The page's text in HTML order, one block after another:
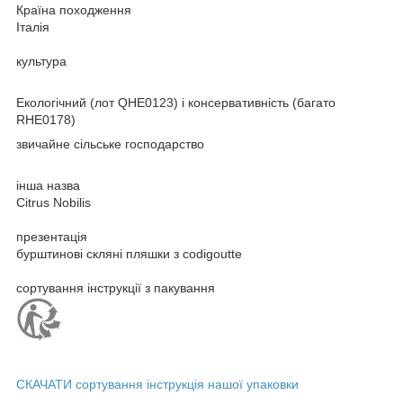
Країна походження
Італія
культура
Екологічний (лот QHE0123) і консервативність (багато
RHE0178)
звичайне сільське господарство
інша назва
Citrus Nobilis
презентація
бурштинові скляні пляшки з codigoutte
сортування інструкції з пакування
СКАЧАТИ сортування інструкція нашої упаковки